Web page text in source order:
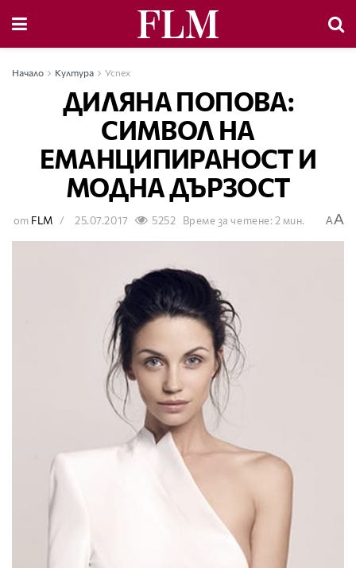
Начало Култура Успех
ДИЛЯНА ПОПОВА:
СИМВОЛ НА
ЕМАНЦИПИРАНОСТ И
МОДНА ДЪРЗОСТ
от FLM 25.07.2017 5252 Време за четене: 2 мин. AA